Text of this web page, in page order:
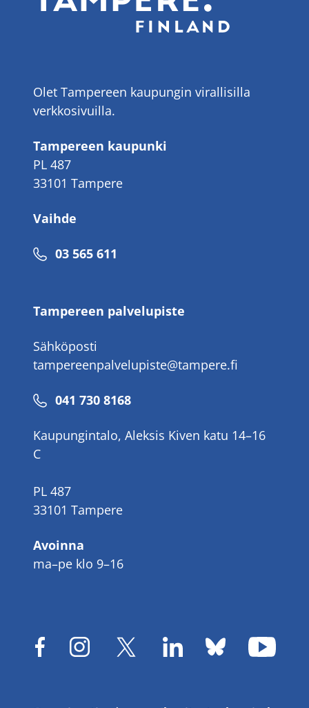
Olet Tampereen kaupungin virallisilla
verkkosivuilla.
Tampereen kaupunki
PL 487
33101 Tampere
Vaihde
Puhelinnumero
03 565 611
Tampereen palvelupiste
Sähköposti
tampereenpalvelupiste@tampere.fi
Puhelinnumero
041 730 8168
Kaupungintalo, Aleksis Kiven katu 14–16
C
PL 487
33101 Tampere
Avoinna
ma–pe klo 9–16